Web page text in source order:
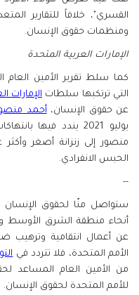
القسري"، خلافاً للتقارير
ومنظمات حقوق الإنسان.
الإمارات العربية المتحدة
كما سلط تقرير الأمين العام
التي ترتكبها سلطات الإمارات
عن حقوق الإنسان،أحمد
يوليو 2021 يندد فيها
منصور إلى زنزانة أصغر
الحبس الانفرادي.
--
ستواصل منّا لحقوق الإنسان
أنحاء منطقة الشرق الأوسط
عن أعمال انتقامية وترهيب
الأمم المتحدة، فلا تتردد في
من الأمين العام المساعد
للأمم المتحدة لحقوق الإنسان.